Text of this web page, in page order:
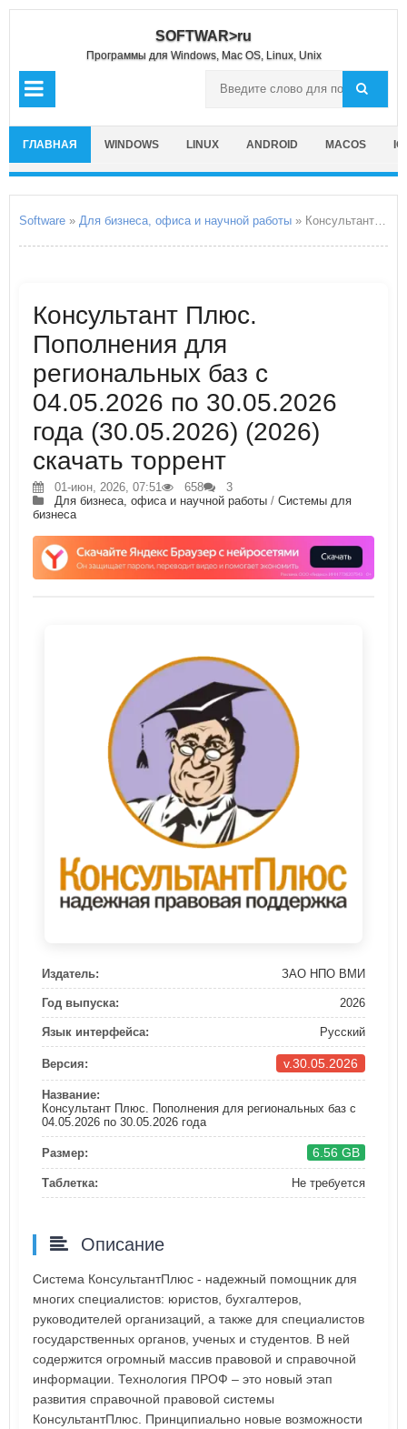
SOFTWAR>ru
Программы для Windows, Mac OS, Linux, Unix
ГЛАВНАЯ WINDOWS LINUX ANDROID MACOS
Software » Для бизнеса, офиса и научной работы » Консультант Плюс. Пополнения для региональных баз с 04.05.2026 по 30.05.2026 года
Консультант Плюс.
Пополнения для
региональных баз с
04.05.2026 по 30.05.2026
года (30.05.2026) (2026)
скачать торрент
01-июн, 2026, 07:51 658
3
Для бизнеса, офиса и научной работы / Системы для
бизнеса
Издатель: ЗАО НПО ВМИ
Год выпуска: 2026
Язык интерфейса: Русский
Версия: v.30.05.2026
Название:
Консультант Плюс. Пополнения для региональных баз с
04.05.2026 по 30.05.2026 года
Размер: 6.56 GB
Таблетка: Не требуется
Описание
Система КонсультантПлюс - надежный помощник для
многих специалистов: юристов, бухгалтеров,
руководителей организаций, а также для специалистов
государственных органов, ученых и студентов. В ней
содержится огромный массив правовой и справочной
информации. Технология ПРОФ – это новый этап
развития справочной правовой системы
КонсультантПлюс. Принципиально новые возможности